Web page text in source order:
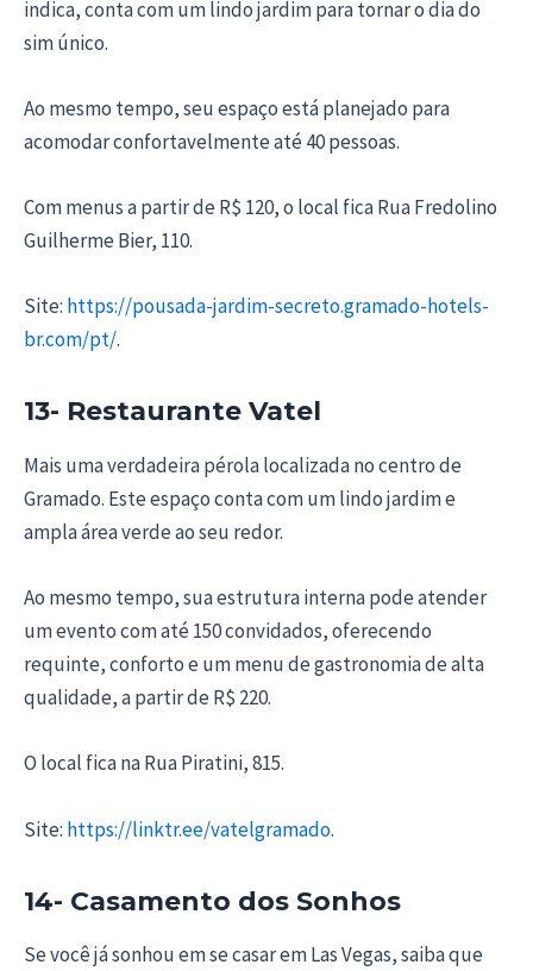
indica, conta com um lindo jardim para tornar o dia do
sim único.
Ao mesmo tempo, seu espaço está planejado para
acomodar confortavelmente até 40 pessoas.
Com menus a partir de R$ 120, o local fica Rua Fredolino
Guilherme Bier, 110.
Site: https://pousada-jardim-secreto.gramado-hotels-
br.com/pt/.
13- Restaurante Vatel
Mais uma verdadeira pérola localizada no centro de
Gramado. Este espaço conta com um lindo jardim e
ampla área verde ao seu redor.
Ao mesmo tempo, sua estrutura interna pode atender
um evento com até 150 convidados, oferecendo
requinte, conforto e um menu de gastronomia de alta
qualidade, a partir de R$ 220.
O local fica na Rua Piratini, 815.
Site: https://linktr.ee/vatelgramado.
14- Casamento dos Sonhos
Se você já sonhou em se casar em Las Vegas, saiba que